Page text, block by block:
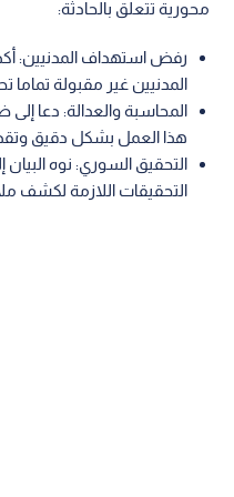
محورية تتعلق بالحادثة:
رفض استهداف المدنيين:
المدنيين غير مقبولة تماما
المحاسبة والعدالة: دعا
هذا العمل بشكل دقيق
التحقيق السوري: نوه البيان
التحقيقات اللازمة لكشف